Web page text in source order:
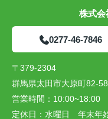
株式会
0277-46-7846
〒379-2304
群馬県太田市大原町82-
営業時間： 10:00~18:00
定休日： 水曜日 年末年